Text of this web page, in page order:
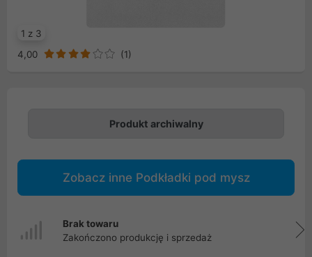
1 z 3
4,00 (1)
Produkt archiwalny
Zobacz inne Podkładki pod mysz
Brak towaru
Zakończono produkcję i sprzedaż